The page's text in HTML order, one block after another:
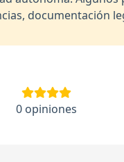
documentación
0 opiniones